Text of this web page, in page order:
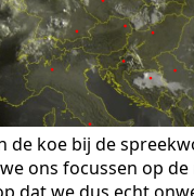
de koe bij de
ons focussen op de